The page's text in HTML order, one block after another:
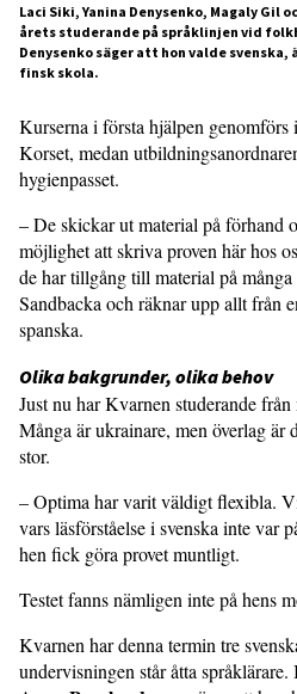
Laci Siki, Yanina Denysenko, Magaly Gil
årets studerande på språklinjen vid
Denysenko säger att hon valde svenska,
finsk skola.
Kurserna i första hjälpen genomförs
Korset, medan
hygienpasset.
– De skickar ut material på förhand
möjlighet att skriva proven här hos
de har tillgång till material på
Sandbacka och räknar upp allt från
spanska.
Olika bakgrunder, olika behov
Just nu har Kvarnen studerande
Många är ukrainare, men överlag är
stor.
– Optima har varit väldigt flexibla.
vars läsförståelse i svenska inte var
hen fick göra provet muntligt.
Testet fanns nämligen inte på hens
Kvarnen har denna termin tre
undervisningen står åtta